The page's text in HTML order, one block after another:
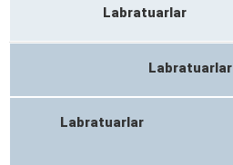
Labratuarlar
Labratuarlar
Labratuarlar